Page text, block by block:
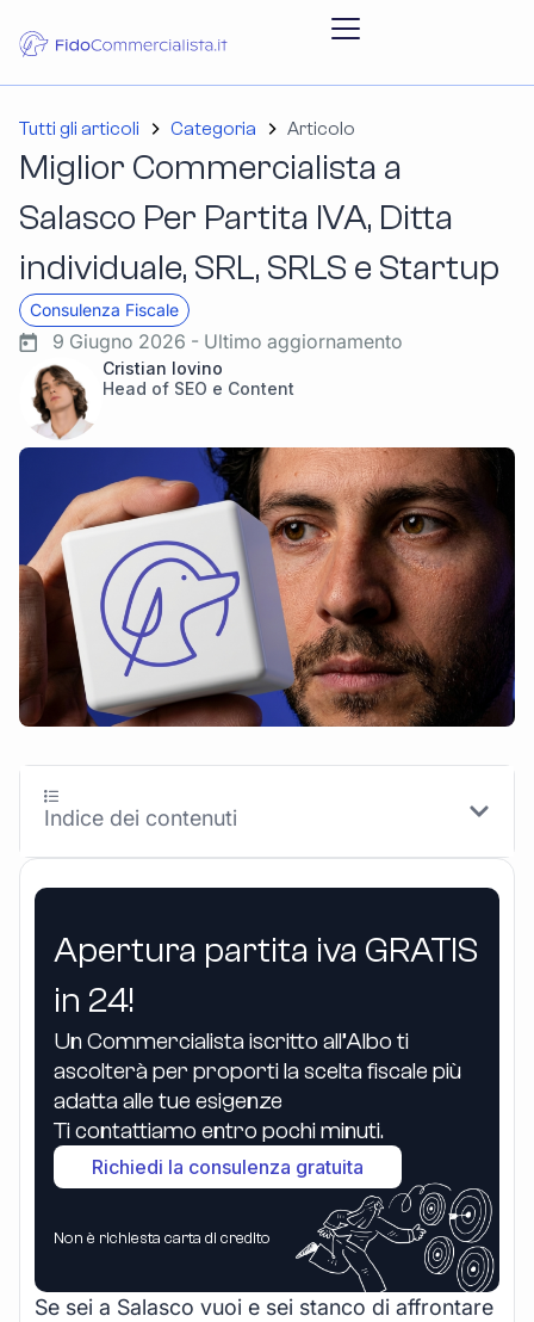
Tutti gli articoli Categoria Articolo
Miglior Commercialista a
Salasco Per Partita IVA, Ditta
individuale, SRL, SRLS e Startup
Consulenza Fiscale
9 Giugno 2026 - Ultimo aggiornamento
Cristian Iovino
Head of SEO e Content
Apertura partita iva GRATIS
in 24!
Un Commercialista iscritto all’Albo ti
ascolterà per proporti la scelta fiscale più
adatta alle tue esigenze
Ti contattiamo entro pochi minuti.
Richiedi la consulenza gratuita
Non è richiesta carta di credito
Se sei a Salasco vuoi e sei stanco di affrontare
Indice dei contenuti